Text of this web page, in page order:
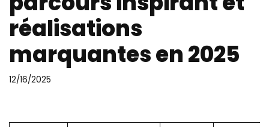
réalisations
marquantes en 2025
12/16/2025